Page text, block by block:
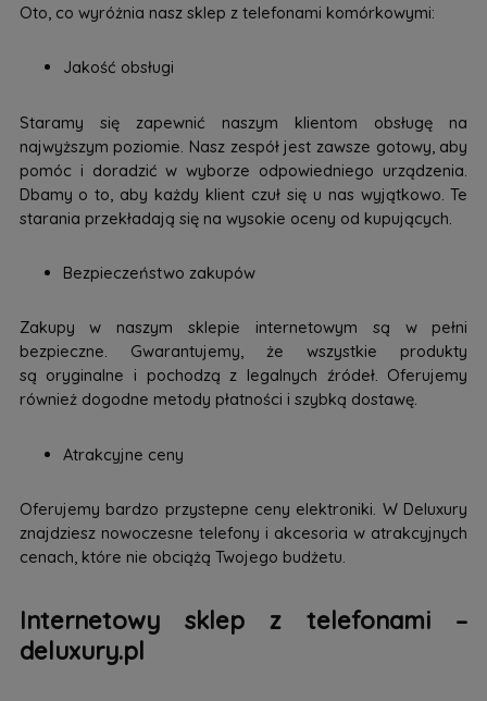
Oto, co wyróżnia nasz sklep z telefonami komórkowymi:
Jakość obsługi
Staramy się zapewnić naszym klientom obsługę na
najwyższym poziomie. Nasz zespół jest zawsze gotowy, aby
pomóc i doradzić w wyborze odpowiedniego urządzenia.
Dbamy o to, aby każdy klient czuł się u nas wyjątkowo. Te
starania przekładają się na wysokie oceny od kupujących.
Bezpieczeństwo zakupów
Zakupy w naszym sklepie internetowym są w pełni
bezpieczne. Gwarantujemy, że wszystkie produkty
są oryginalne i pochodzą z legalnych źródeł. Oferujemy
również dogodne metody płatności i szybką dostawę.
Atrakcyjne ceny
Oferujemy bardzo przystepne ceny elektroniki. W Deluxury
znajdziesz nowoczesne telefony i akcesoria w atrakcyjnych
cenach, które nie obciążą Twojego budżetu.
Internetowy sklep z telefonami –
deluxury.pl